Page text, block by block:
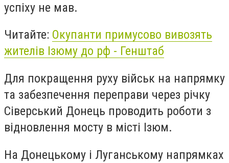
успіху не мав.
Читайте: Окупанти примусово вивозять
жителів Ізюму до рф - Генштаб
Для покращення руху військ на напрямку
та забезпечення переправи через річку
Сіверський Донець проводить роботи з
відновлення мосту в місті Ізюм.
На Донецькому і Луганському напрямках